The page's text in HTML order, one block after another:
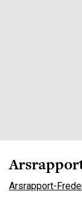
Arsrapport-